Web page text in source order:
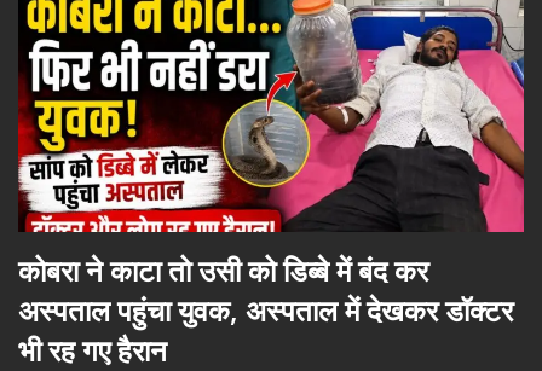
कोबरा ने काटा तो उसी को डिब्बे में बंद कर
अस्पताल पहुंचा युवक, अस्पताल में देखकर डॉक्टर
भी रह गए हैरान